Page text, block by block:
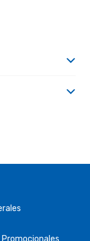
Promocionales